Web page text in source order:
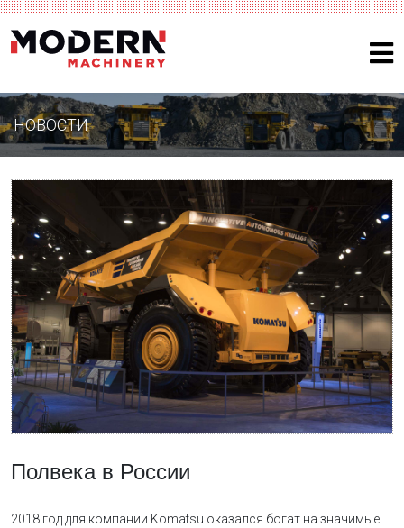
НОВОСТИ
Полвека в России
2018 год для компании Komatsu оказался богат на значимые